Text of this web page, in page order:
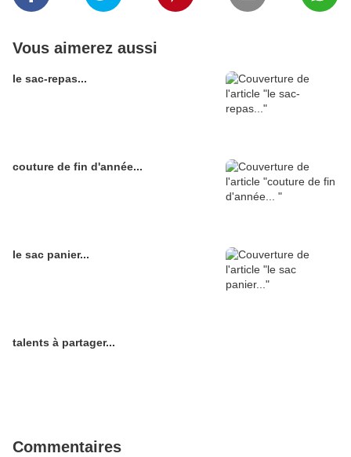
Vous aimerez aussi
le sac-repas...
couture de fin d'année...
le sac panier...
talents à partager...
Commentaires